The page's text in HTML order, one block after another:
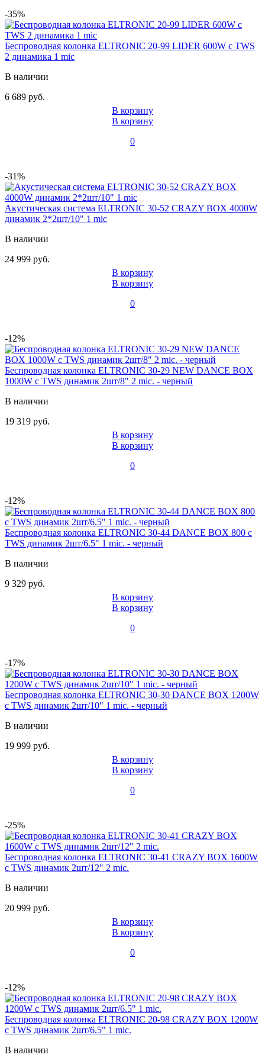
-35%
Беспроводная колонка ELTRONIC 20-99 LIDER 600W с TWS
2 динамика 1 mic
В наличии
6 689 руб.
В корзину
В корзину
0
-31%
Акустическая система ELTRONIC 30-52 CRAZY BOX 4000W
динамик 2*2шт/10" 1 mic
В наличии
24 999 руб.
В корзину
В корзину
0
-12%
Беспроводная колонка ELTRONIC 30-29 NEW DANCE BOX
1000W с TWS динамик 2шт/8" 2 mic. - черный
В наличии
19 319 руб.
В корзину
В корзину
0
-12%
Беспроводная колонка ELTRONIC 30-44 DANCE BOX 800 с
TWS динамик 2шт/6.5" 1 mic. - черный
В наличии
9 329 руб.
В корзину
В корзину
0
-17%
Беспроводная колонка ELTRONIC 30-30 DANCE BOX 1200W
с TWS динамик 2шт/10" 1 mic. - черный
В наличии
19 999 руб.
В корзину
В корзину
0
-25%
Беспроводная колонка ELTRONIC 30-41 CRAZY BOX 1600W
с TWS динамик 2шт/12" 2 mic.
В наличии
20 999 руб.
В корзину
В корзину
0
-12%
Беспроводная колонка ELTRONIC 20-98 CRAZY BOX 1200W
с TWS динамик 2шт/6.5" 1 mic.
В наличии